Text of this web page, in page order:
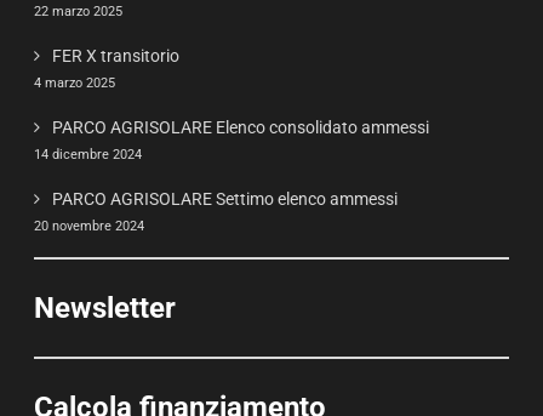
22 marzo 2025
FER X transitorio
4 marzo 2025
PARCO AGRISOLARE Elenco consolidato ammessi
14 dicembre 2024
PARCO AGRISOLARE Settimo elenco ammessi
20 novembre 2024
Newsletter
Calcola finanziamento